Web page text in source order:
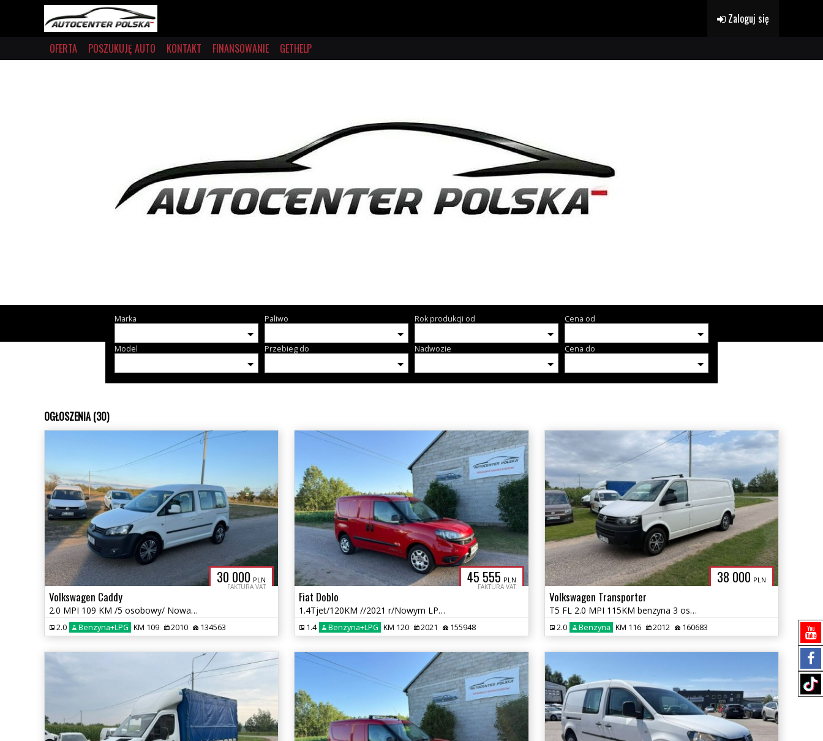
Zaloguj się
OFERTA POSZUKUJĘ AUTO KONTAKT FINANSOWANIE GETHELP
Marka Paliwo Rok produkcji od Cena od
Model Przebieg do Nadwozie Cena do
OGŁOSZENIA (30)
30 000 PLN
FAKTURA VAT
Volkswagen Caddy
2.0 MPI 109 KM /5 osobowy/ Nowa instalacja LPG/Zarejestrowany
2.0 Benzyna+LPG KM 109 2010 134563
45 555 PLN
FAKTURA VAT
Fiat Doblo
1.4Tjet/120KM //2021 r/Nowym LPG /przebieg 155 tys km
1.4 Benzyna+LPG KM 120 2021 155948
38 000 PLN
Volkswagen Transporter
T5 FL 2.0 MPI 115KM benzyna 3 osobowy 160tys km przebiegu
2.0 Benzyna KM 116 2012 160683